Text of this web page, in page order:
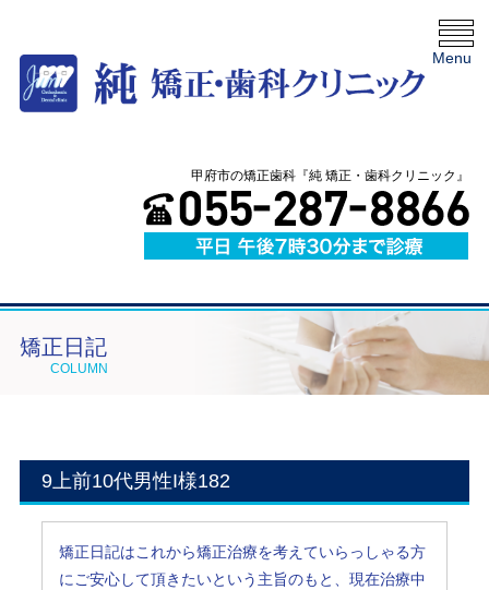
甲府市の矯正歯科『純 矯正・歯科クリニック』
Menu
矯正日記
COLUMN
9上前10代男性I様182
矯正日記はこれから矯正治療を考えていらっしゃる方
にご安心して頂きたいという主旨のもと、現在治療中